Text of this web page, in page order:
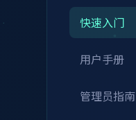
快速入门
用户手册
管理员指南